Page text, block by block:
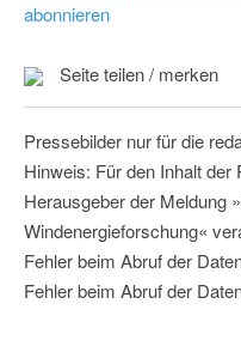
abonnieren
Seite teilen / merken
Pressebilder nur für die
Hinweis: Für den Inhalt
Herausgeber der Meldung
Windenergieforschung«
Fehler beim Abruf der
Fehler beim Abruf der